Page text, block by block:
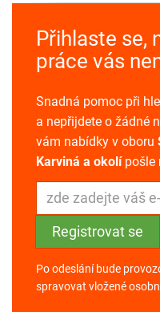
Přihlaste se,
práce vás
Snadná pomoc při
a nepřijdete o žádné
vám nabídky v oboru
Karviná a okolípošle
Po odeslání bude
spravovat vložené